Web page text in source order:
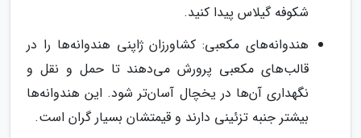
شکوفه گیلاس پیدا کنید.
هندوانه‌های مکعبی: کشاورزان ژاپنی هندوانه‌ها را در
قالب‌های مکعبی پرورش می‌دهند تا حمل و نقل و
نگهداری آن‌ها در یخچال آسان‌تر شود. این هندوانه‌ها
بیشتر جنبه تزئینی دارند و قیمتشان بسیار گران است.